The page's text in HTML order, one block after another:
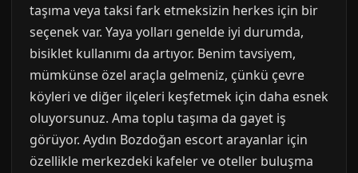
taşıma veya taksi fark etmeksizin herkes için bir
seçenek var. Yaya yolları genelde iyi durumda,
bisiklet kullanımı da artıyor. Benim tavsiyem,
mümkünse özel araçla gelmeniz, çünkü çevre
köyleri ve diğer ilçeleri keşfetmek için daha esnek
oluyorsunuz. Ama toplu taşıma da gayet iş
görüyor. Aydın Bozdoğan escort arayanlar için
özellikle merkezdeki kafeler ve oteller buluşma